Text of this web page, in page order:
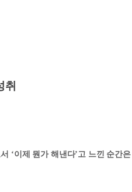
취
‘이제 뭔가 해낸다’고 느낀 순간은